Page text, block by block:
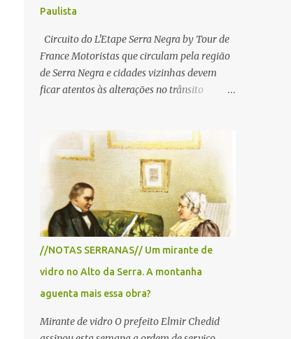
Paulista
Circuito do L'Etape Serra Negra by Tour de
France Motoristas que circulam pela região
de Serra Negra e cidades vizinhas devem
ficar atentos às alterações no trânsito
realização do L'Étape Serra Negra by Tour
de France presented by Nubank.
Considerado o principal circuito de ciclismo
amador da América Latina, o evento reunirá
atletas de diferentes regiões do país e terá
percursos passando pelos municípios de
Serra Negra, Amparo, Monte Alegre do Sul,
Lindoia e Socorro. Para garantir a segurança
dos participantes e do público, diversos
trechos de rodovias e estradas da região
longo da prova. A largada será na Rua
//NOTAS SERRANAS// Um mirante de
vidro no Alto da Serra. A montanha
aguenta mais essa obra?
Mirante de vidro O prefeito Elmir Chedid